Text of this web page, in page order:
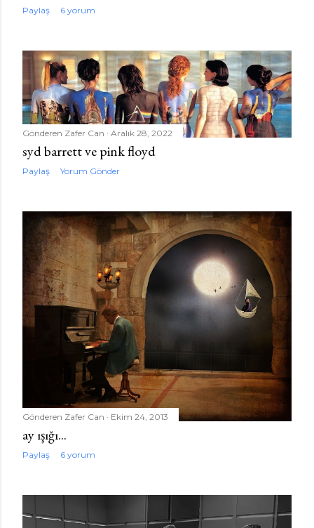
Paylaş 6 yorum
Gönderen Zafer Can Aralık 28, 2022
syd barrett ve pink floyd
Paylaş Yorum Gönder
Gönderen Zafer Can Ekim 24, 2013
ay ışığı...
Paylaş 6 yorum